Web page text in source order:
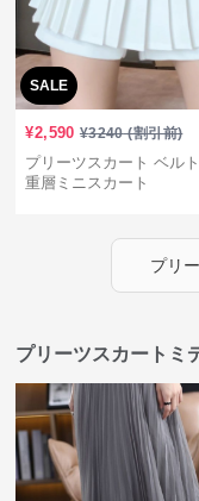
SALE
¥2,590 ¥3240(割引前)
プリーツスカート ベル
重層ミニスカート
プリ
プリーツスカートミ